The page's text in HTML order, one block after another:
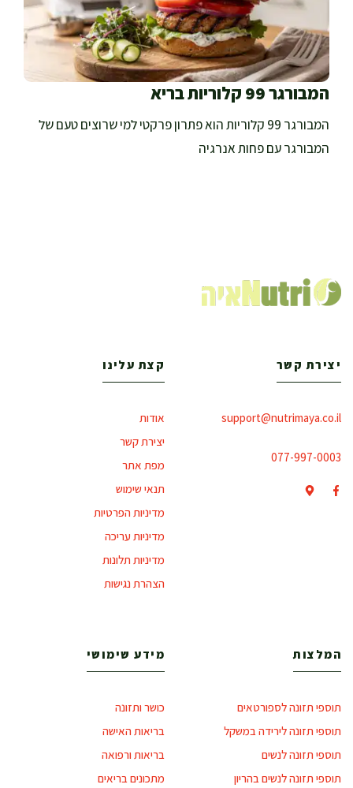
המבורגר 99 קלוריות בריא
המבורגר 99 קלוריות הוא פתרון פרקטי למי שרוצים טעם של
המבורגר עם פחות אנרגיה
יצירת קשר
support@nutrimaya.co.il
077-997-0003
קצת עלינו
אודות
יצירת קשר
מפת אתר
תנאי שימוש
מדיניות הפרטיות
מדיניות עריכה
מדיניות תלונות
הצהרת נגישות
המלצות
תוספי תזונה לספורטאים
תוספי תזונה לירידה במשקל
תוספי תזונה לנשים
תוספי תזונה לנשים בהריון
מידע שימושי
כושר ותזונה
בריאות האישה
בריאות ורפואה
מתכונים בריאים